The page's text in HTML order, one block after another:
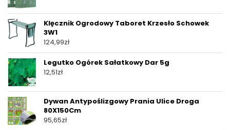
Klęcznik Ogrodowy Taboret Krzesło Schowek
3W1
124,99zł
Legutko Ogórek Sałatkowy Dar 5g
12,51zł
Dywan Antypoślizgowy Prania Ulice Droga
80X150Cm
95,65zł